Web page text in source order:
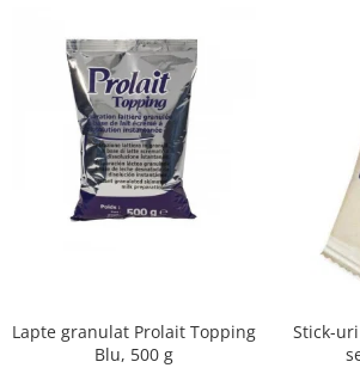
Lapte granulat Prolait Topping
Blu, 500 g
Stick-